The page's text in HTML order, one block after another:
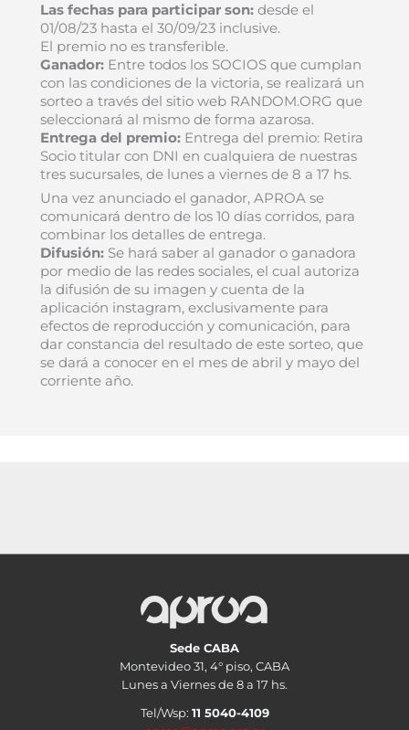
Las fechas para participar son:desde el
01/08/23 hasta el 30/09/23 inclusive.
El premio no es transferible.
Ganador:Entre todos los SOCIOS que cumplan
con las condiciones de la victoria, se realizará un
sorteo a través del sitio web RANDOM.ORG que
seleccionará al mismo de forma azarosa.
Entrega del premio:Entrega del premio: Retira
Socio titular con DNI en cualquiera de nuestras
tres sucursales, de lunes a viernes de 8 a 17 hs.
Una vez anunciado el ganador, APROA se
comunicará dentro de los 10 días corridos, para
combinar los detalles de entrega.
Difusión:Se hará saber al ganador o ganadora
por medio de las redes sociales, el cual autoriza
la difusión de su imagen y cuenta de la
aplicación instagram, exclusivamente para
efectos de reproducción y comunicación, para
dar constancia del resultado de este sorteo, que
se dará a conocer en el mes de abril y mayo del
corriente año.
Sede CABA
Montevideo 31, 4° piso, CABA
Lunes a Viernes de 8 a 17 hs.
Tel/Wsp: 11 5040-4109